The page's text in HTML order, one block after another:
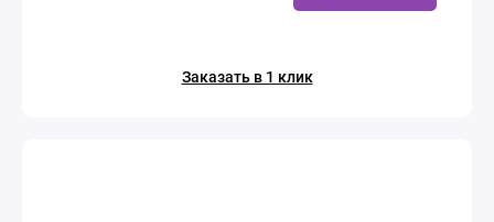
Заказать в 1 клик